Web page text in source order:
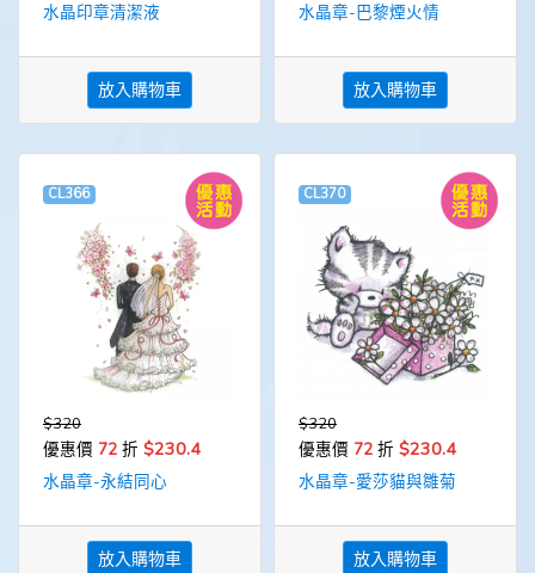
水晶印章清潔液
放入購物車
水晶章-巴黎煙火情
放入購物車
CL366
$320
優惠價 72 折 $230.4
水晶章-永結同心
放入購物車
CL370
$320
優惠價 72 折 $230.4
水晶章-愛莎貓與雛菊
放入購物車